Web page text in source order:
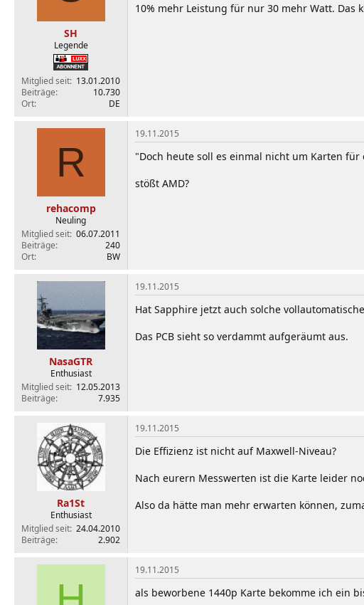
SH
Legende
Mitglied seit 13.01.2010
Beiträge
10.730
Ort
DE
10% mehr Leistung für nur 30 mehr Watt. Das
R
rehacomp
Neuling
Mitglied seit 06.07.2011
Beiträge
240
Ort
BW
19.11.2015
"Doch heute soll es einmal nicht um Karten
stößt AMD?
NasaGTR
Enthusiast
Mitglied seit 12.05.2013
Beiträge
7.935
19.11.2015
Hat Sapphire jetzt auch solche
Das PCB sieht so verdammt aufgeräumt aus.
Ra1St
Enthusiast
Mitglied seit 24.04.2010
Beiträge
2.902
19.11.2015
Die Effizienz ist nicht auf Maxwell-Niveau?
Nach eurern Messwerten ist die Karte leider
Also da hätte man mehr erwarten können,
19.11.2015
als beworbene 1440p Karte bekomme ich ein